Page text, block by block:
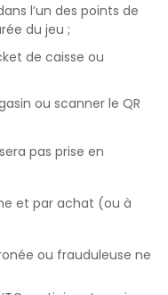
l’un des points de
du jeu ;
de caisse ou
ou scanner le QR
pas prise en
et par achat (ou à
ou frauduleuse ne